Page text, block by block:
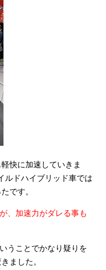
快に加速していきま
ルドハイブリッド車では
です。
、加速力がダレる事も
うことでかなり疑りを
ました。